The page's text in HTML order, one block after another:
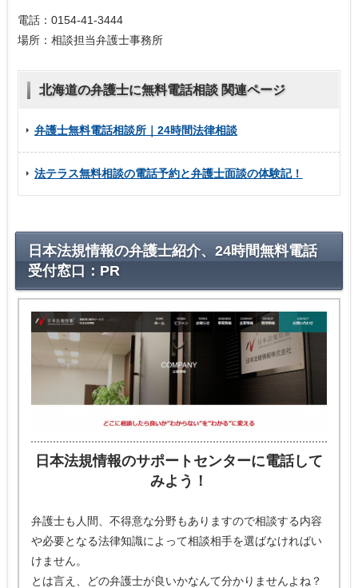
電話：0154-41-3444
場所：相談担当弁護士事務所
北海道の弁護士に無料電話相談 関連ページ
弁護士無料電話相談所｜24時間法律相談
法テラス無料相談の電話予約と弁護士面談の体験記！
日本法規情報の弁護士紹介、24時間無料電話
受付窓口：PR
日本法規情報のサポートセンターに電話して
みよう！
弁護士も人間、不得意な分野もありますので相談する内容
や必要となる法律知識によって相談相手を選ばなければい
けません。
とは言え、どの弁護士が良いかなんて分かりませんよね？